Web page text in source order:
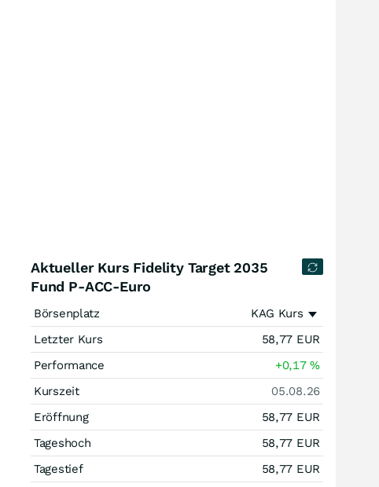
Aktueller Kurs Fidelity Target 2035
Fund P-ACC-Euro
Börsenplatz
KAG Kurs
Letzter Kurs
58,77 EUR
Performance
+0,17%
Kurszeit
05.08.26
Eröffnung
58,77 EUR
Tageshoch
58,77 EUR
Tagestief
58,77 EUR